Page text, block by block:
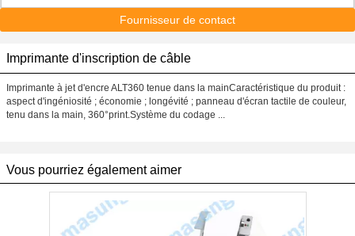
Fournisseur de contact
Imprimante d'inscription de câble
Imprimante à jet d'encre ALT360 tenue dans la mainCaractéristique du produit :
aspect d'ingéniosité ; économie ; longévité ; panneau d'écran tactile de couleur,
tenu dans la main, 360°print.Système du codage ...
Vous pourriez également aimer